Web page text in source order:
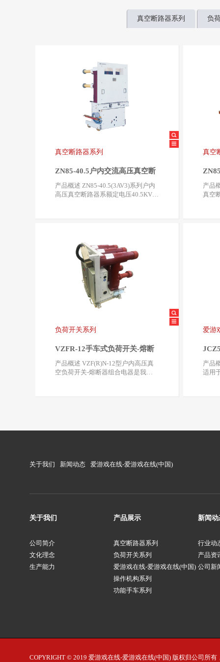
真空断路器系列 负
真空断路器系列
ZN85-40.5户内交流高压真空断
产品概述 ZN85-40.5(3AV3)系列户内
高压真空断路器系额定电压40.5KV，
真空
产品概述 ZN85B-40.5
真空
负荷开关系列
VZFR-12手车式负荷开关-熔断
产品概述 VZF(R)N-12型户内高压真
空负荷开关-熔断器组合电器是我公
爱游
产品概述 JCZ5系列交
适用
关于我们 新闻动态 爱游戏在线-爱游戏在线(中国)
关于我们
公司简介
文化理念
生产能力
产品展示
真空断路器系列
负荷开关系列
爱游戏在线-爱游戏在线(中国)
操作机构系列
功能手车系列
新闻动
行业动
产品资
公司新
COPYRIGHT © 2019 爱游戏在线-爱游戏在线(中国) 版权归公司所